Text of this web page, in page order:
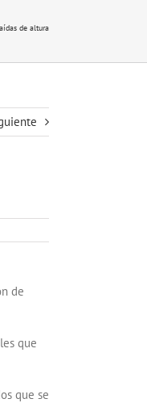
de altura
de
que
que se